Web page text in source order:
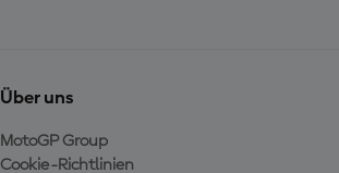
Über uns
MotoGP Group
Cookie-Richtlinien